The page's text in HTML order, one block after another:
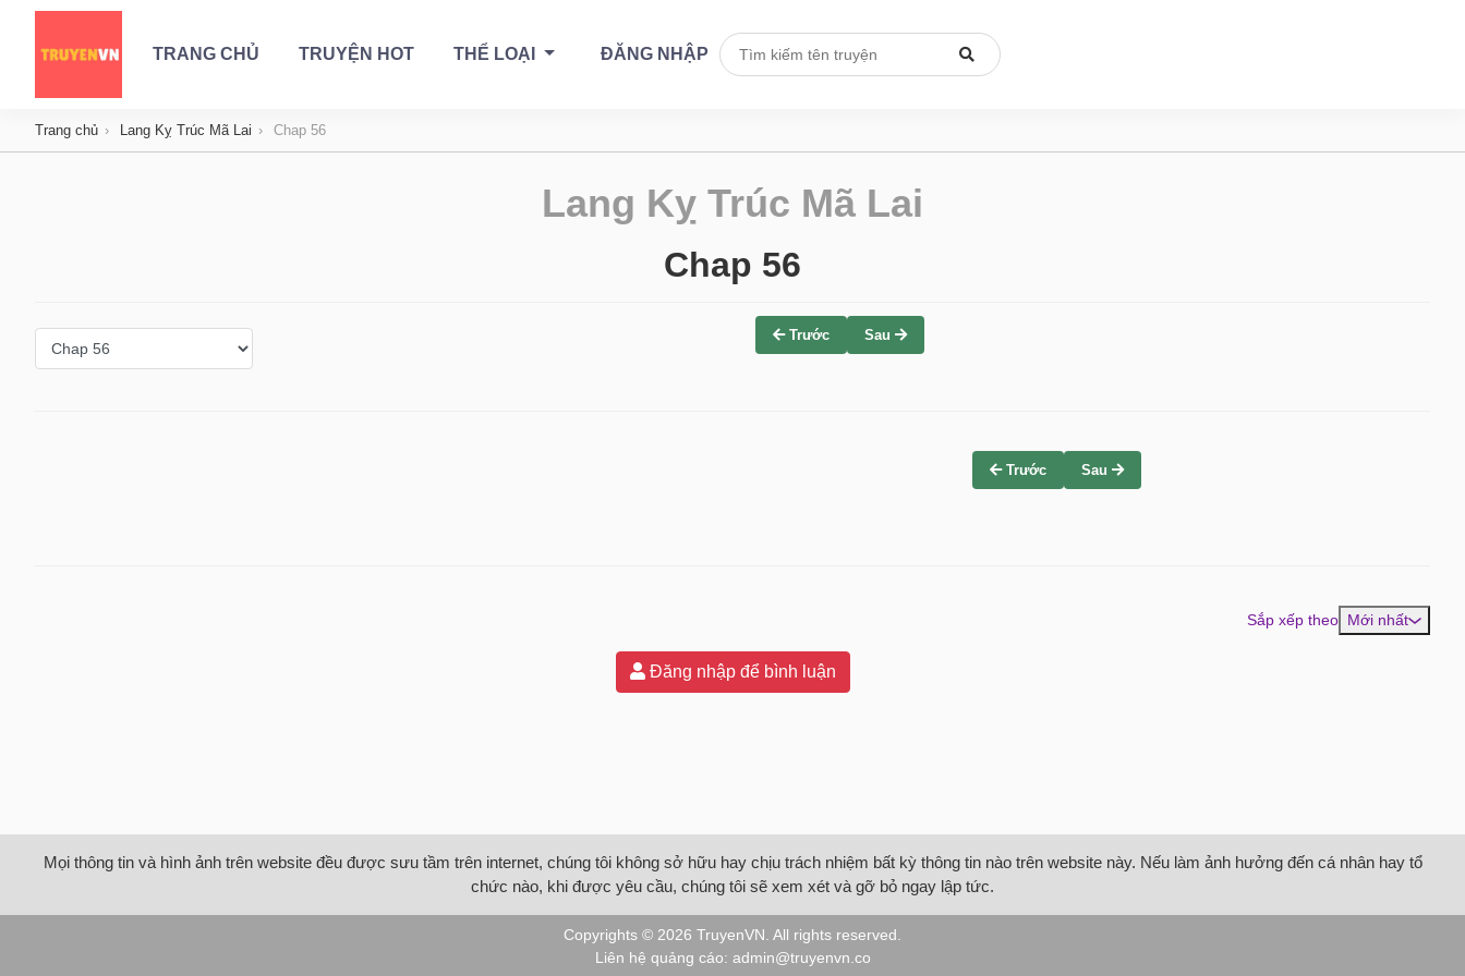
TRANG CHỦ TRUYỆN HOT THỂ LOẠI ĐĂNG NHẬP
Trang chủ Lang Kỵ Trúc Mã Lai Chap 56
Lang Kỵ Trúc Mã Lai
Chap 56
Trước Sau
Trước Sau
Sắp xếp theo Mới nhất
Đăng nhập để bình luận
Mọi thông tin và hình ảnh trên website đều được sưu tầm trên internet, chúng tôi không sở hữu hay chịu trách nhiệm bất kỳ thông tin nào trên website này. Nếu làm ảnh hưởng đến cá nhân hay tổ
chức nào, khi được yêu cầu, chúng tôi sẽ xem xét và gỡ bỏ ngay lập tức.
Copyrights © 2026 TruyenVN . All rights reserved.
Liên hệ quảng cáo: admin@truyenvn.co